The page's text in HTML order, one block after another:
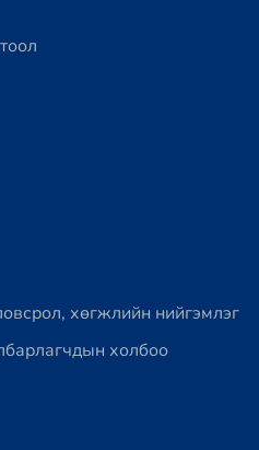
хөгжлийн нийгэмлэг
холбоо